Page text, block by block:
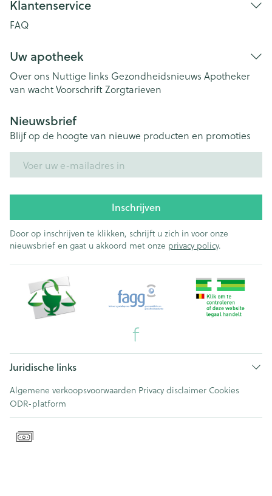
Klantenservice
FAQ
Uw apotheek
Over ons Nuttige links Gezondheidsnieuws Apotheker
van wachtVoorschriftZorgtarieven
Nieuwsbrief
Blijf op de hoogte van nieuwe producten en promoties
Inschrijven
Door op inschrijven te klikken, schrijft u zich in voor onze
nieuwsbrief en gaat u akkoord met onze privacy policy.
Juridische links
Algemene verkoopsvoorwaarden Privacy disclaimer Cookies
ODR-platform